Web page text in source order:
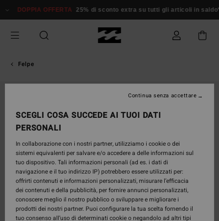
alle
prodotto
DOPPIA OFFERTA 25% di sconto extra su tutti gli articoli in saldo*
Felpe
SCEGLI COSA SUCCEDE AI TUOI DATI
PERSONALI
In collaborazione con i nostri partner, utilizziamo i cookie o dei
sistemi equivalenti per salvare e/o accedere a delle informazioni sul
tuo dispositivo. Tali informazioni personali (ad es. i dati di
navigazione e il tuo indirizzo IP) potrebbero essere utilizzati per:
offrirti contenuti e informazioni personalizzati, misurare l’efficacia
dei contenuti e della pubblicità, per fornire annunci personalizzati,
conoscere meglio il nostro pubblico o sviluppare e migliorare i
prodotti dei nostri partner. Puoi configurare la tua scelta fornendo il
tuo consenso all’uso di determinati cookie o negandolo ad altri tipi
Continua senza accettare